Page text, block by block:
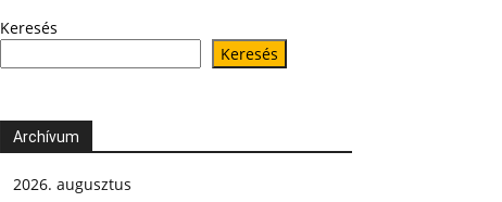
Keresés
Keresés
Archívum
2026. augusztus